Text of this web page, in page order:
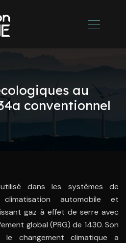
au
conventionnel
dans les systèmes de
automobile et
gaz à effet de serre avec
global (PRG) de 1430. Son
changement climatique a